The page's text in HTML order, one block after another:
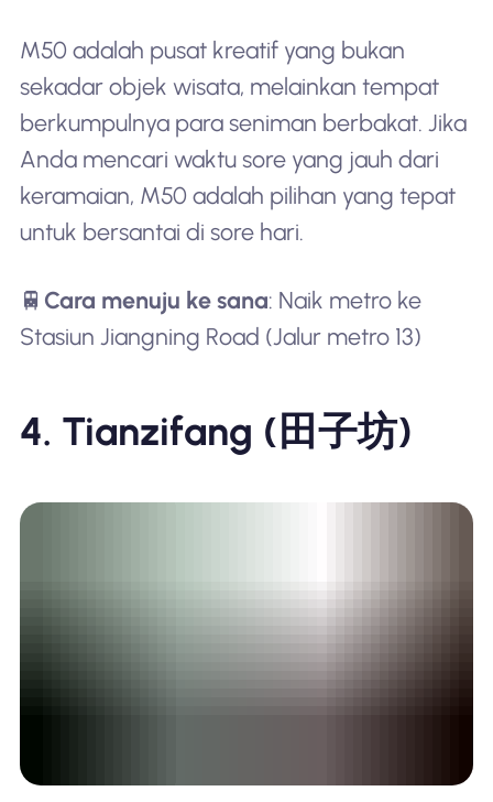
M50 adalah pusat kreatif yang bukan
sekadar objek wisata, melainkan tempat
berkumpulnya para seniman berbakat. Jika
Anda mencari waktu sore yang jauh dari
keramaian, M50 adalah pilihan yang tepat
untuk bersantai di sore hari.
🚆 Cara menuju ke sana: Naik metro ke
Stasiun Jiangning Road (Jalur metro 13)
4. Tianzifang (田子坊)